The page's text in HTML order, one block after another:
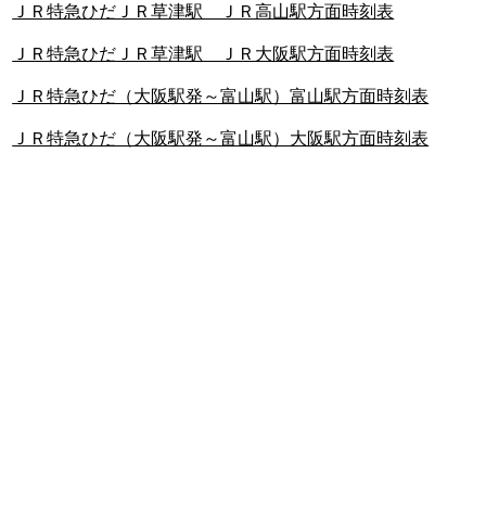
ＪＲ特急ひだＪＲ草津駅 ＪＲ高山駅方面時刻表
ＪＲ特急ひだＪＲ草津駅 ＪＲ大阪駅方面時刻表
ＪＲ特急ひだ（大阪駅発～富山駅）富山駅方面時刻表
ＪＲ特急ひだ（大阪駅発～富山駅）大阪駅方面時刻表